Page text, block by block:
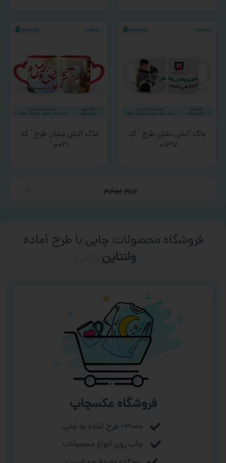
ماگ آتش نشان طرح ‘ کد
۰۱۳۷ ‘
ماگ آتش نشان طرح ‘ کد
۰۰۲۱ ‘
بریم ببینیم
فروشگاه محصولات چاپی با طرح آماده
ورزشی
فروشگاه عکسچاپ
۳۰۰۰+ طرح آماده به چاپ
چاپ روی انواع محصولات